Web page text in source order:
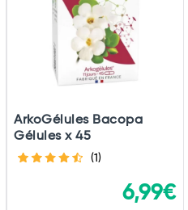
ArkoGélules Bacopa
Gélules x 45
(1)
6,99€